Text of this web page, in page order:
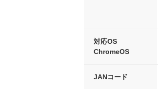
対応OS
ChromeOS
JANコード